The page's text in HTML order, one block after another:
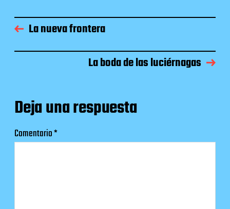
La nueva frontera
La boda de las luciérnagas
Deja una respuesta
Comentario*